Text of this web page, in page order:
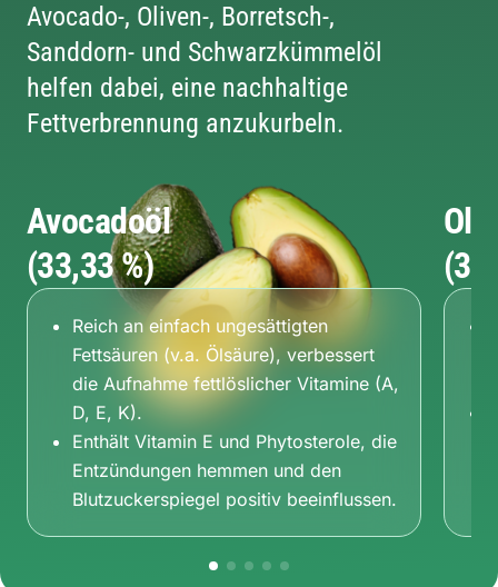
Avocado-, Oliven-, Borretsch-,
Sanddorn- und Schwarzkümmelöl
helfen dabei, eine nachhaltige
Fettverbrennung anzukurbeln.
Avocadoöl
(33,33 %)
Reich an einfach ungesättigten
Fettsäuren (v.a. Ölsäure), verbessert
die Aufnahme fettlöslicher Vitamine (A,
D, E, K).
Enthält Vitamin E und Phytosterole, die
Entzündungen hemmen und den
Blutzuckerspiegel positiv beeinflussen.